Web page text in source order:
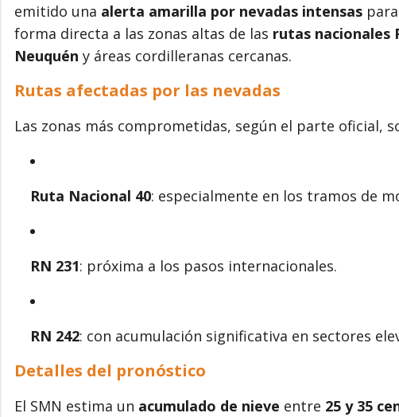
emitido una alerta amarilla por nevadas intensas
forma directa a las zonas altas de las rutas nacionales
Neuquén y áreas cordilleranas cercanas.
Rutas afectadas por las nevadas
Las zonas más comprometidas, según el parte oficial,
Ruta Nacional 40: especialmente en los tramos de
RN 231: próxima a los pasos internacionales.
RN 242: con acumulación significativa en sectores
Detalles del pronóstico
El SMN estima un acumulado de nieve entre 25 y 35